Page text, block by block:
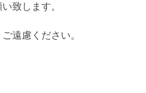
致します。
遠慮ください。